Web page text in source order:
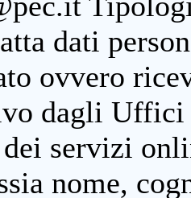
dati
ovvero
dagli
dei servizi
nome,